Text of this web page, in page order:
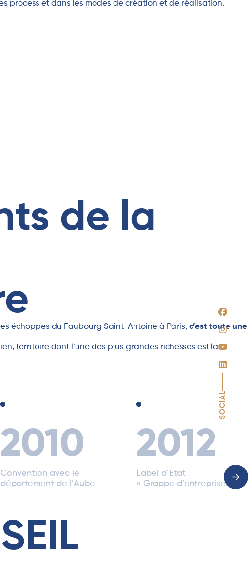
process et dans les modes de création et de réalisation.
de la
échoppes du Faubourg Saint-Antoine à Paris, c’est toute une
territoire dont l’une des plus grandes richesses est la
2010
Convention avec le
département de l’Aube
2012
Label d’État
« Grappe d’entreprises »
SOCIAL